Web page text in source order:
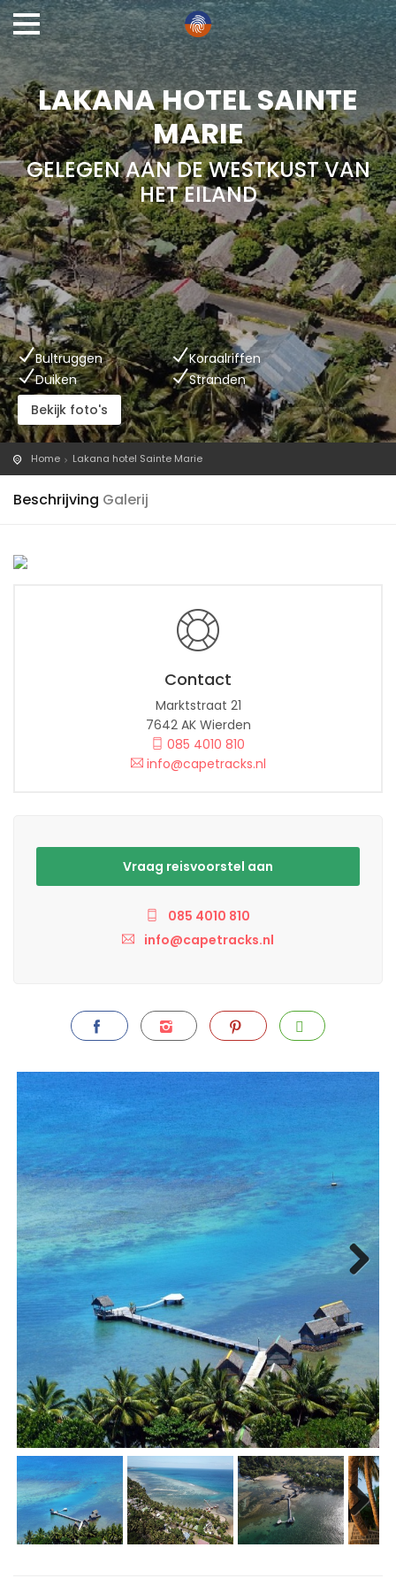
LAKANA HOTEL SAINTE
MARIE
GELEGEN AAN DE WESTKUST VAN
HET EILAND
Bultruggen
Koraalriffen
Duiken
Stranden
Bekijk foto's
Home Lakana hotel Sainte Marie
Beschrijving Galerij
Contact
Marktstraat 21
7642 AK Wierden
085 4010 810
info@capetracks.nl
Vraag reisvoorstel aan
085 4010 810
info@capetracks.nl